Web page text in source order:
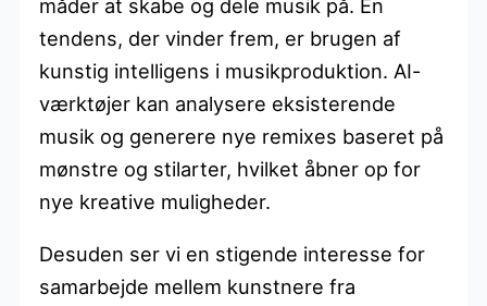
måder at skabe og dele musik på. En
tendens, der vinder frem, er brugen af
kunstig intelligens i musikproduktion. AI-
værktøjer kan analysere eksisterende
musik og generere nye remixes baseret på
mønstre og stilarter, hvilket åbner op for
nye kreative muligheder.
Desuden ser vi en stigende interesse for
samarbejde mellem kunstnere fra